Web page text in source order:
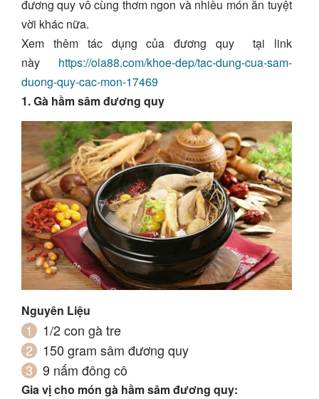
đương quy vô cùng thơm ngon và nhiều món ăn tuyệt
vời khác nữa.
Xem thêm tác dụng của đương quy tại link
này https://ola88.com/khoe-dep/tac-dung-cua-sam-
duong-quy-cac-mon-17469
1. Gà hầm sâm đương quy
Nguyên Liệu
1/2 con gà tre
150 gram sâm đương quy
9 nấm đông cô
Gia vị cho món gà hầm sâm đương quy: